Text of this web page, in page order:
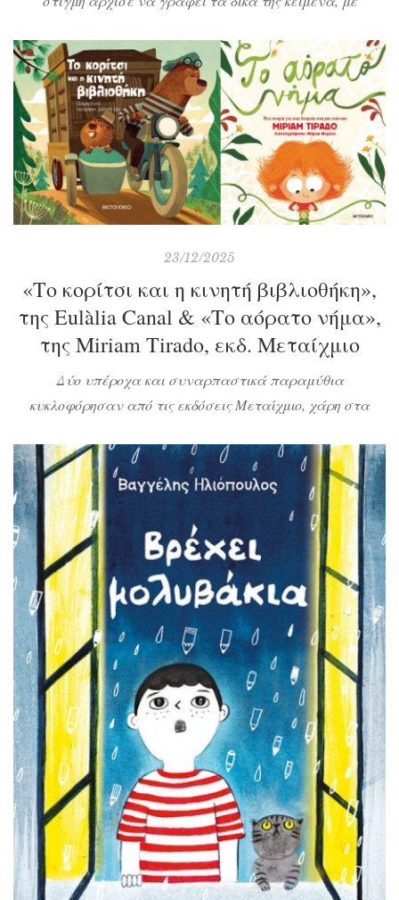
που έστειλε στον μεγαλύτερο εκδοτικό οίκο της χώρας,
την «Οδό Ονείρων». Θα της απαντήσουν άραγε; Πόσο
σημαντικό είναι να επιβραβεύονται οι κόποι μας και να
πραγματοποιούνται τα όνειρά […]
23/12/2025
«Το κορίτσι και η κινητή βιβλιοθήκη»,
της Eulàlia Canal & «Το αόρατο νήμα»,
της Miriam Tirado, εκδ. Μεταίχμιο
Δύο υπέροχα και συναρπαστικά παραμύθια
κυκλοφόρησαν από τις εκδόσεις Μεταίχμιο, χάρη στα
τα βιβλία για την ελευθερία της σκέψης αλλά και τα
νήματα αγάπης που μας δένουν με την οικογένεια και
τους φίλους μας, ακόμη κι αν είμαστε μακριά τους.